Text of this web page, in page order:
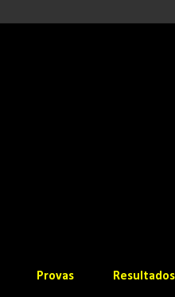
Provas Resultados